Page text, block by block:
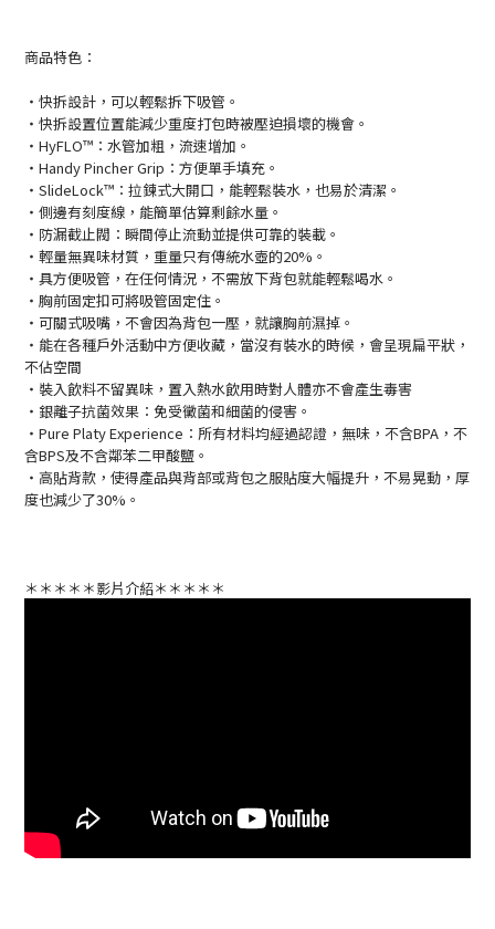
商品特色：
・快拆設計，可以輕鬆拆下吸管。
・快拆設置位置能減少重度打包時被壓迫損壞的機會。
・HyFLO™：水管加粗，流速增加。
・Handy Pincher Grip：方便單手填充。
・SlideLock™：拉鍊式大開口，能輕鬆裝水，也易於清潔。
・側邊有刻度線，能簡單估算剩餘水量。
・防漏截止閥：瞬間停止流動並提供可靠的裝載。
・輕量無異味材質，重量只有傳統水壺的20%。
・具方便吸管，在任何情況，不需放下背包就能輕鬆喝水。
・胸前固定扣可將吸管固定住。
・可關式吸嘴，不會因為背包一壓，就讓胸前濕掉。
・能在各種戶外活動中方便收藏，當沒有裝水的時候，會呈現扁平狀，
不佔空間
・裝入飲料不留異味，置入熱水飲用時對人體亦不會產生毒害
・銀離子抗菌效果：免受黴菌和細菌的侵害。
・Pure Platy Experience：所有材料均經過認證，無味，不含BPA，不
含BPS及不含鄰苯二甲酸鹽。
・高貼背款，使得產品與背部或背包之服貼度大幅提升，不易晃動，厚
度也減少了30% 。
＊＊＊＊＊影片介紹＊＊＊＊＊